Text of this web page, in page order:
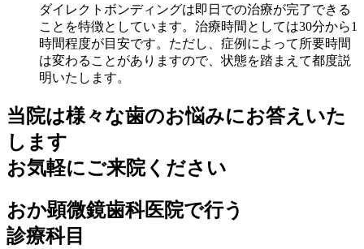
ダイレクトボンディングは即日での治療が完了できる
ことを特徴としています。治療時間としては30分から1
時間程度が目安です。ただし、症例によって所要時間
は変わることがありますので、状態を踏まえて都度説
明いたします。
当院は様々な歯のお悩みにお答えいた
します
お気軽にご来院ください
おか顕微鏡歯科医院で行う
診療科目